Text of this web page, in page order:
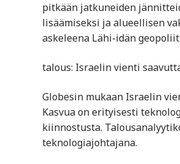
pitkään jatkuneiden
lisäämiseksi ja alueellisen
askeleena Lähi-idän
talous: Israelin vienti
Globesin mukaan Israelin
Kasvua on erityisesti
kiinnostusta.
teknologiajohtajana.